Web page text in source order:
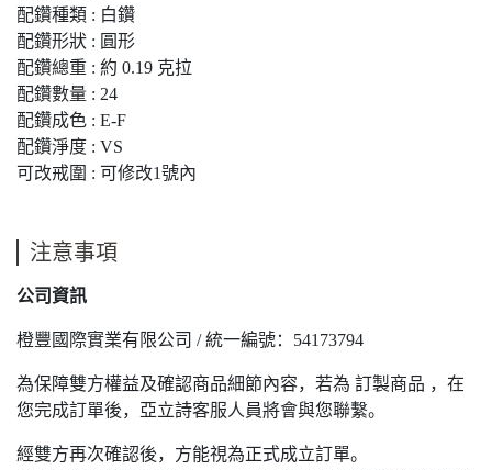
配鑽種類 : 白鑽
配鑽形狀 : 圓形
配鑽總重 : 約 0.19 克拉
配鑽數量 : 24
配鑽成色 : E-F
配鑽淨度 : VS
可改戒圍 : 可修改1號內
注意事項
公司資訊
橙豐國際實業有限公司 / 統一編號：54173794
為保障雙方權益及確認商品細節內容，若為 訂製商品 ，在
您完成訂單後，亞立詩客服人員將會與您聯繫。
經雙方再次確認後，方能視為正式成立訂單。